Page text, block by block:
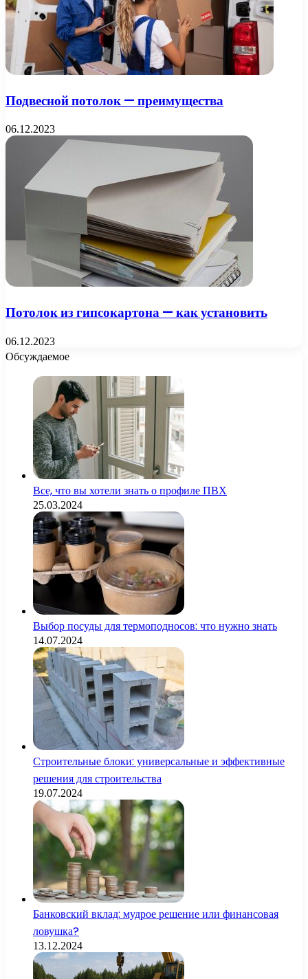
Подвесной потолок — преимущества
06.12.2023
Потолок из гипсокартона — как установить
06.12.2023
Обсуждаемое
Все, что вы хотели знать о профиле ПВХ
25.03.2024
Выбор посуды для термоподносов: что нужно знать
14.07.2024
Строительные блоки: универсальные и эффективные
решения для строительства
19.07.2024
Банковский вклад: мудрое решение или финансовая
ловушка?
13.12.2024